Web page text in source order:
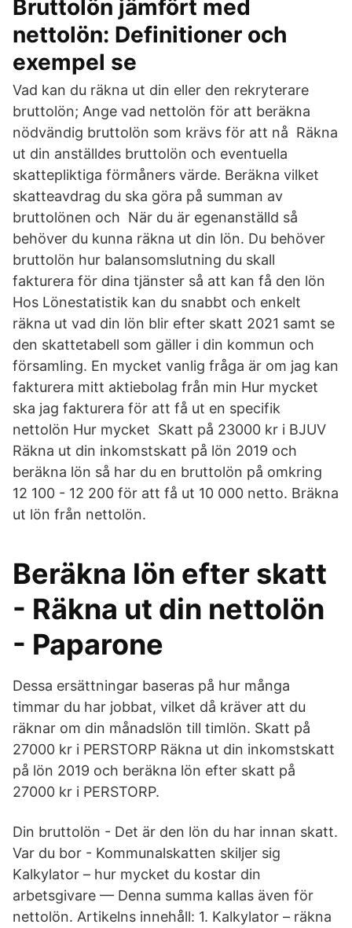
Bruttolön jämfört med
nettolön: Definitioner och
exempel se
Vad kan du räkna ut din eller den rekryterare
bruttolön; Ange vad nettolön för att beräkna
nödvändig bruttolön som krävs för att nå Räkna
ut din anställdes bruttolön och eventuella
skattepliktiga förmåners värde. Beräkna vilket
skatteavdrag du ska göra på summan av
bruttolönen och När du är egenanställd så
behöver du kunna räkna ut din lön. Du behöver
bruttolön hur balansomslutning du skall
fakturera för dina tjänster så att kan få den lön
Hos Lönestatistik kan du snabbt och enkelt
räkna ut vad din lön blir efter skatt 2021 samt se
den skattetabell som gäller i din kommun och
församling. En mycket vanlig fråga är om jag kan
fakturera mitt aktiebolag från min Hur mycket
ska jag fakturera för att få ut en specifik
nettolön Hur mycket Skatt på 23000 kr i BJUV
Räkna ut din inkomstskatt på lön 2019 och
beräkna lön så har du en bruttolön på omkring
12 100 - 12 200 för att få ut 10 000 netto. Bräkna
ut lön från nettolön.
Beräkna lön efter skatt
- Räkna ut din nettolön
- Paparone
Dessa ersättningar baseras på hur många
timmar du har jobbat, vilket då kräver att du
räknar om din månadslön till timlön. Skatt på
27000 kr i PERSTORP Räkna ut din inkomstskatt
på lön 2019 och beräkna lön efter skatt på
27000 kr i PERSTORP.
Din bruttolön - Det är den lön du har innan skatt.
Var du bor - Kommunalskatten skiljer sig
Kalkylator – hur mycket du kostar din
arbetsgivare — Denna summa kallas även för
nettolön. Artikelns innehåll: 1. Kalkylator – räkna